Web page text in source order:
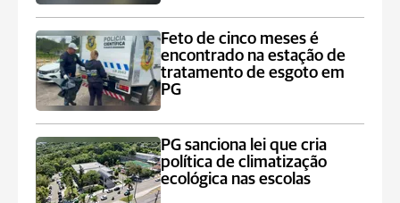
Feto de cinco meses é
encontrado na estação de
tratamento de esgoto em
PG
PG sanciona lei que cria
política de climatização
ecológica nas escolas